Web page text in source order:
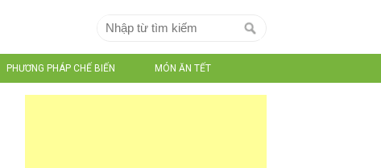
PHƯƠNG PHÁP CHẾ BIẾN MÓN ĂN TẾT